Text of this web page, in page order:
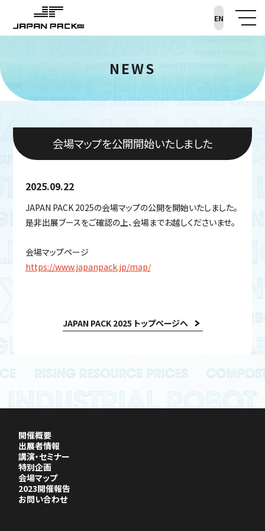
EN
NEWS
会場マップを公開開始いたしました
2025.09.22
JAPAN PACK 2025の会場マップの公開を開始いたしました。
是非出展ブースをご確認の上、会場までお越しくださいませ。
会場マップページ
https://www.japanpack.jp/map/
JAPAN PACK 2025 トップページへ
開催概要
出展者情報
講演・セミナー
特別企画
会場マップ
2023開催報告
お問い合わせ